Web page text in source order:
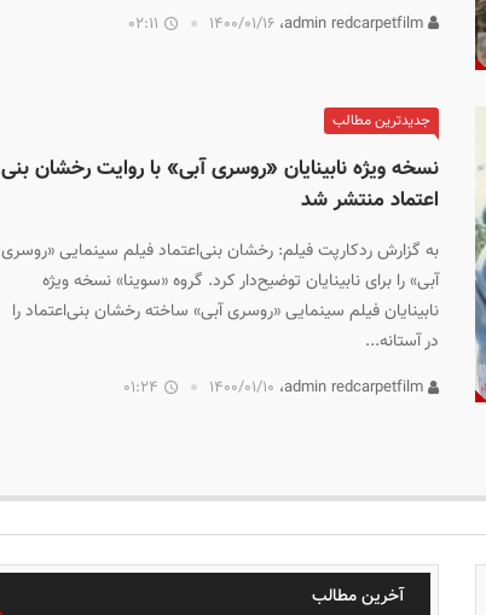
۱۴۰۰/۰۱/۱۶ 02:11
جدیدترین مطالب
نسخه ویژه نابینایان «روسری آبی» با روایت رخشان بنی
اعتماد منتشر شد
به گزارش ردکارپت فیلم: رخشان بنی‌اعتماد فیلم سینمایی «روسری
آبی» را برای نابینایان توضیح‌دار کرد. گروه «سوینا» نسخه ویژه
نابینایان فیلم سینمایی «روسری آبی» ساخته رخشان بنی‌اعتماد را
در آستانه...
۱۴۰۰/۰۱/۱۰ 01:24
آخرین مطالب